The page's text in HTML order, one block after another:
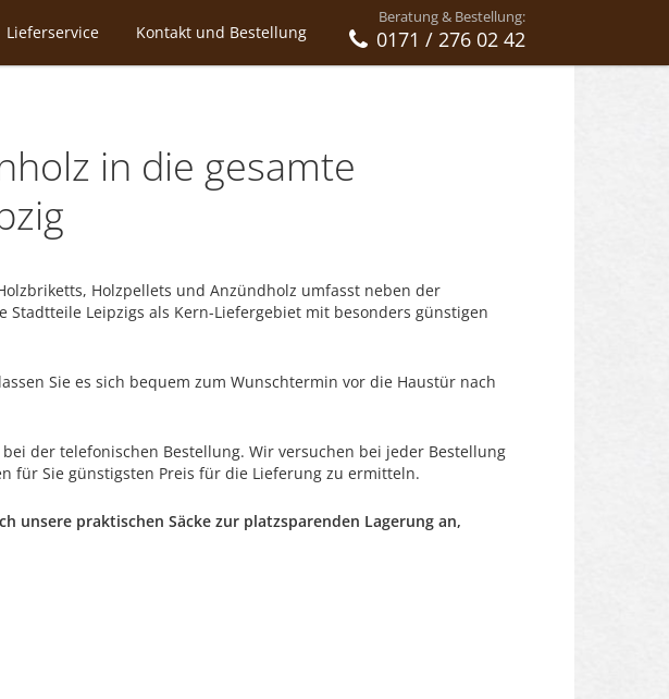
Beratung & Bestellung:
0171 / 276 02 42
Lieferservice Kontakt und Bestellung
in die gesamte
Holzpellets und Anzündholz umfasst neben der
Leipzigs als Kern-Liefergebiet mit besonders günstigen
Sie es sich bequem zum Wunschtermin vor die Haustür nach
der telefonischen Bestellung. Wir versuchen bei jeder Bestellung
für Sie günstigsten Preis für die Lieferung zu ermitteln.
unsere praktischen Säcke zur platzsparenden Lagerung an,